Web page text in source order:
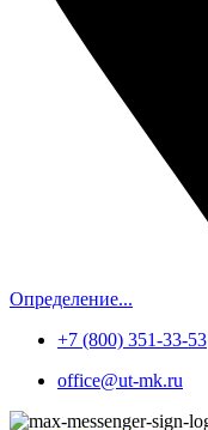
Определение...
+7 (800) 351-33-53
office@ut-mk.ru